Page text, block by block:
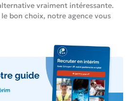
vraiment intéressante.
bon choix, notre agence vous